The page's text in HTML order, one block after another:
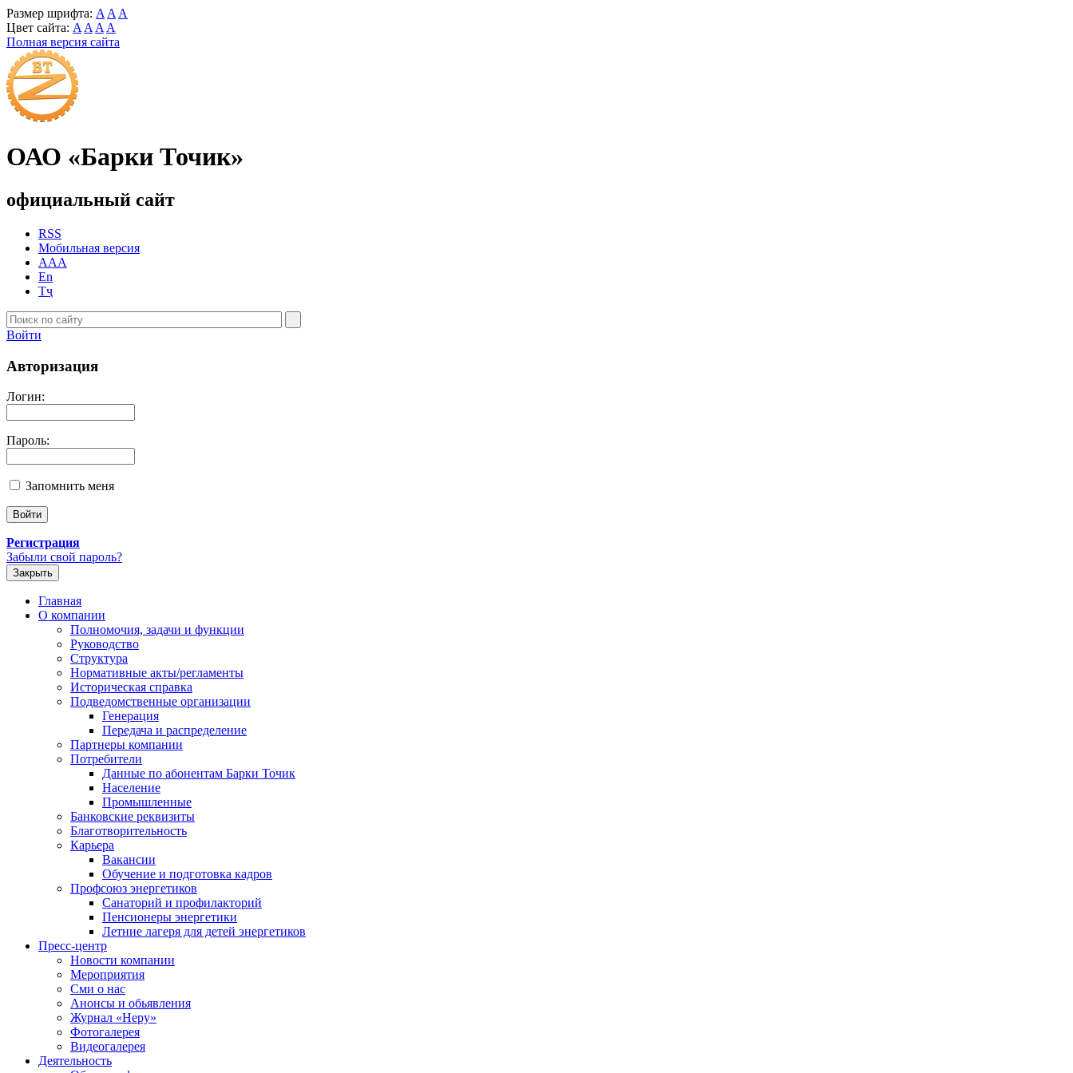
Размер шрифта: A A A
Цвет сайта: A A A A
Полная версия сайта
ОАО «Барки Точик»
официальный сайт
RSS
Мобильная версия
AAA
En
Тҷ
Войти
Авторизация
Логин:
Пароль:
Запомнить меня
Регистрация
Забыли свой пароль?
Закрыть
Главная
О компании
Полномочия, задачи и функции
Руководство
Структура
Нормативные акты/регламенты
Историческая справка
Подведомственные организации
Генерация
Передача и распределение
Партнеры компании
Потребители
Данные по абонентам Барки Точик
Население
Промышленные
Банковские реквизиты
Благотворительность
Карьера
Вакансии
Обучение и подготовка кадров
Профсоюз энергетиков
Санаторий и профилакторий
Пенсионеры энергетики
Летние лагеря для детей энергетиков
Пресс-центр
Новости компании
Мероприятия
Сми о нас
Анонсы и обьявления
Журнал «Неру»
Фотогалерея
Видеогалерея
Деятельность